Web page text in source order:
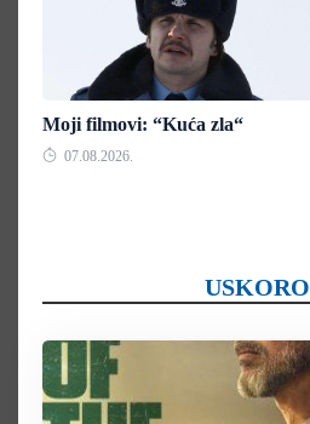
Moji filmovi: “Kuća zla“
07.08.2026.
USKORO